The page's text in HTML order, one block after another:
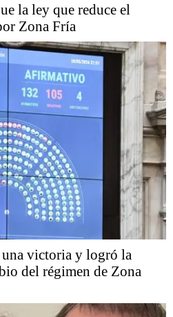
la ley que reduce el
Zona Fría
victoria y logró la
del régimen de Zona